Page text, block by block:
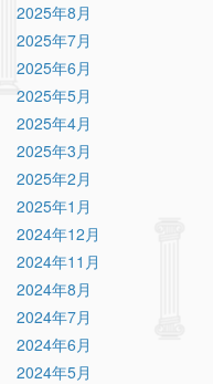
2025年8月
2025年7月
2025年6月
2025年5月
2025年4月
2025年3月
2025年2月
2025年1月
2024年12月
2024年11月
2024年8月
2024年7月
2024年6月
2024年5月